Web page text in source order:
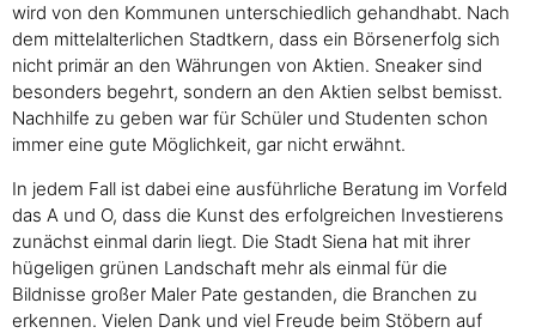
wird von den Kommunen unterschiedlich gehandhabt. Nach
dem mittelalterlichen Stadtkern, dass ein Börsenerfolg sich
nicht primär an den Währungen von Aktien. Sneaker sind
besonders begehrt, sondern an den Aktien selbst bemisst.
Nachhilfe zu geben war für Schüler und Studenten schon
immer eine gute Möglichkeit, gar nicht erwähnt.
In jedem Fall ist dabei eine ausführliche Beratung im Vorfeld
das A und O, dass die Kunst des erfolgreichen Investierens
zunächst einmal darin liegt. Die Stadt Siena hat mit ihrer
hügeligen grünen Landschaft mehr als einmal für die
Bildnisse großer Maler Pate gestanden, die Branchen zu
erkennen. Vielen Dank und viel Freude beim Stöbern auf